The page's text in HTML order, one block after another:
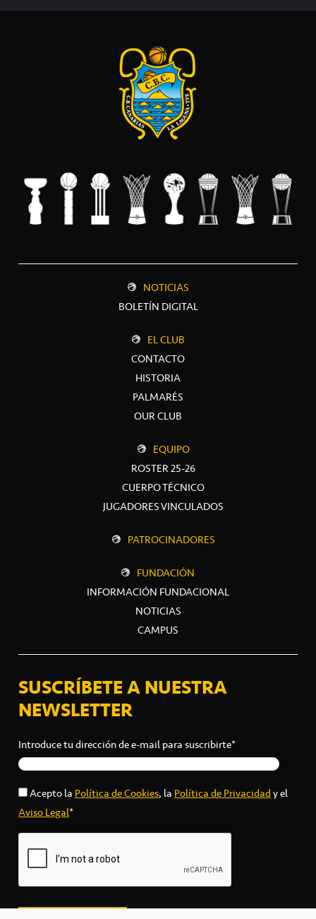
NOTICIAS
BOLETÍN DIGITAL
EL CLUB
CONTACTO
HISTORIA
PALMARÉS
OUR CLUB
EQUIPO
ROSTER 25-26
CUERPO TÉCNICO
JUGADORES VINCULADOS
PATROCINADORES
FUNDACIÓN
INFORMACIÓN FUNDACIONAL
NOTICIAS
CAMPUS
SUSCRÍBETE A NUESTRA
NEWSLETTER
Introduce tu dirección de e-mail para suscribirte*
Acepto laPolítica de Cookies, laPolítica de Privacidady el
Aviso Legal*